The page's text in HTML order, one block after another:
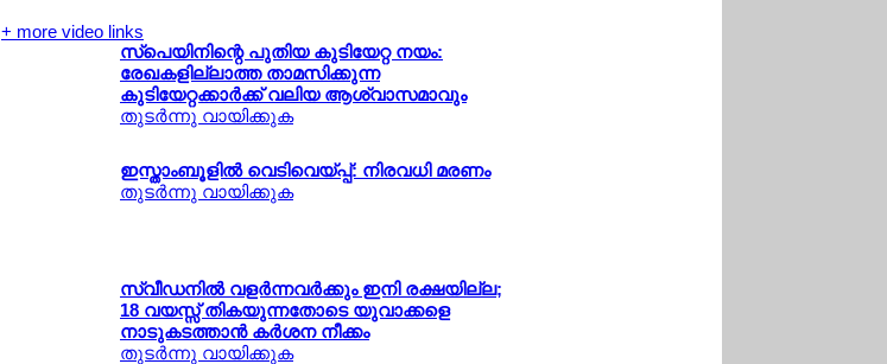
+ more video links
സ്പെയിനിന്റെ പുതിയ കുടിയേറ്റ നയം:
രേഖകളില്ലാത്ത താമസിക്കുന്ന
കുടിയേറ്റക്കാര്‍ക്ക് വലിയ ആശ്വാസമാവും
തുടര്‍ന്നു വായിക്കുക
ഇസ്താംബൂളില്‍ വെടിവെയ്പ്പ്: നിരവധി മരണം
തുടര്‍ന്നു വായിക്കുക
സ്വീഡനില്‍ വളര്‍ന്നവര്‍ക്കും ഇനി രക്ഷയില്ല;
18 വയസ്സ് തികയുന്നതോടെ യുവാക്കളെ
നാടുകടത്താന്‍ കര്‍ശന നീക്കം
തുടര്‍ന്നു വായിക്കുക